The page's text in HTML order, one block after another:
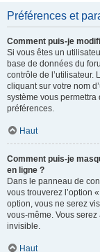
Préférences et
Comment puis-je
Si vous êtes un
base de données du
contrôle de l’utilisateur.
cliquant sur votre nom
système vous
préférences.
Haut
Comment puis-je
en ligne ?
Dans le panneau de
vous trouverez l’option
option, vous ne serez
vous-même. Vous
invisible.
Haut